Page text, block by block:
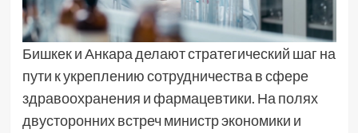
Бишкек и Анкара делают стратегический шаг на
пути к укреплению сотрудничества в сфере
здравоохранения и фармацевтики. На полях
двусторонних встреч министр экономики и